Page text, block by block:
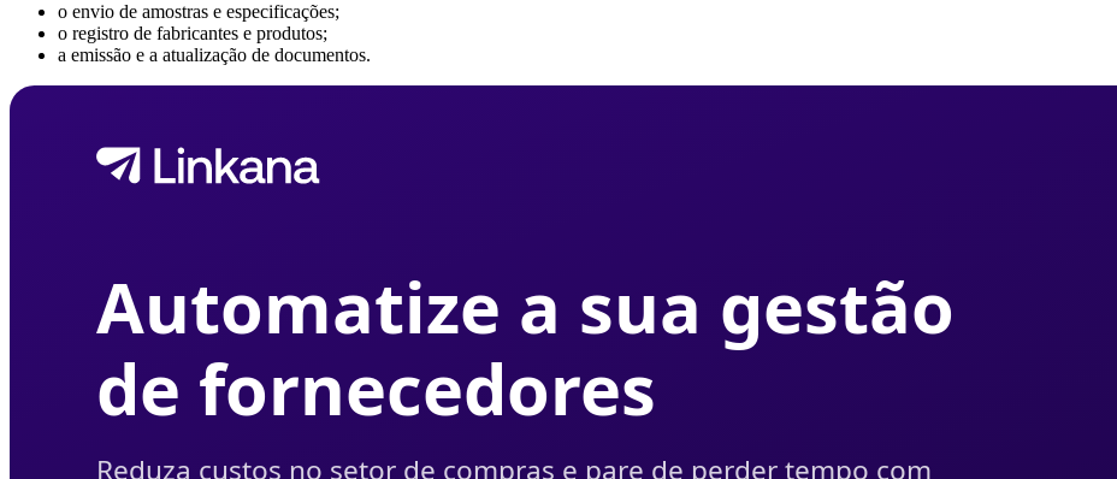
o envio de amostras e especificações;
o registro de fabricantes e produtos;
a emissão e a atualização de documentos.